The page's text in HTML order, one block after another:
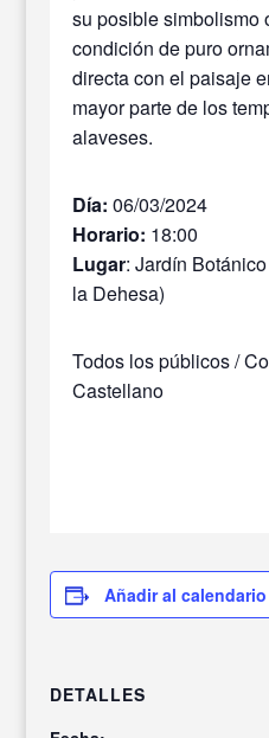
su posible simbolismo
condición de puro
directa con el paisaje
mayor parte de los
alaveses.
Día: 06/03/2024
Horario: 18:00
Lugar: Jardín
la Dehesa)
Todos los públicos /
Castellano
Añadir al calendario
DETALLES